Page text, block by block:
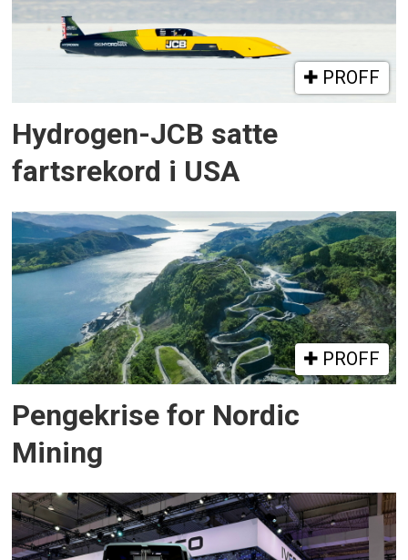
PROFF
Hydrogen-JCB satte
fartsrekord i USA
PROFF
Pengekrise for Nordic
Mining